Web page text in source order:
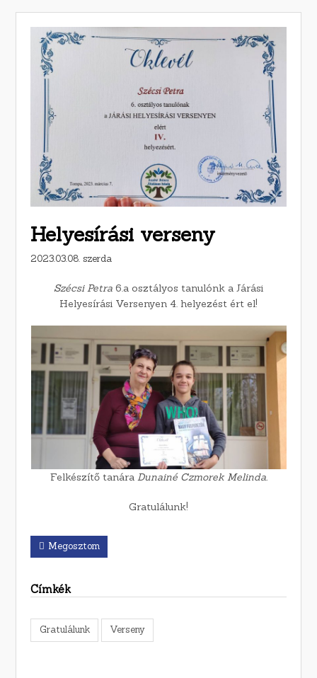
Helyesírási verseny
2023.03.08. szerda
Szécsi Petra 6.a osztályos tanulónk a Járási
Helyesírási Versenyen 4. helyezést ért el!
Felkészítő tanára Dunainé Czmorek Melinda.
Gratulálunk!
Megosztom
Címkék
Gratulálunk Verseny